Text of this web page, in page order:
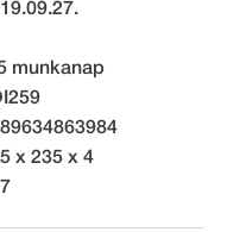
munkanap
x 235 x 4